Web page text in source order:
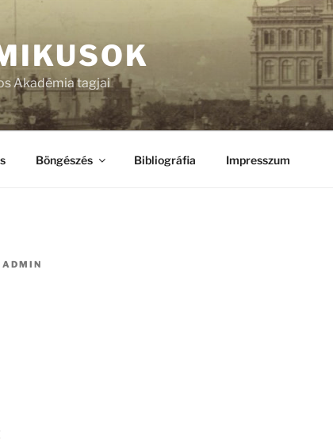
Akadémia tagjai
Böngészés Bibliográfia Impresszum
ADMIN